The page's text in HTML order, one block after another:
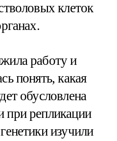
клеток
работу и
понять, какая
обусловлена
репликации
изучили